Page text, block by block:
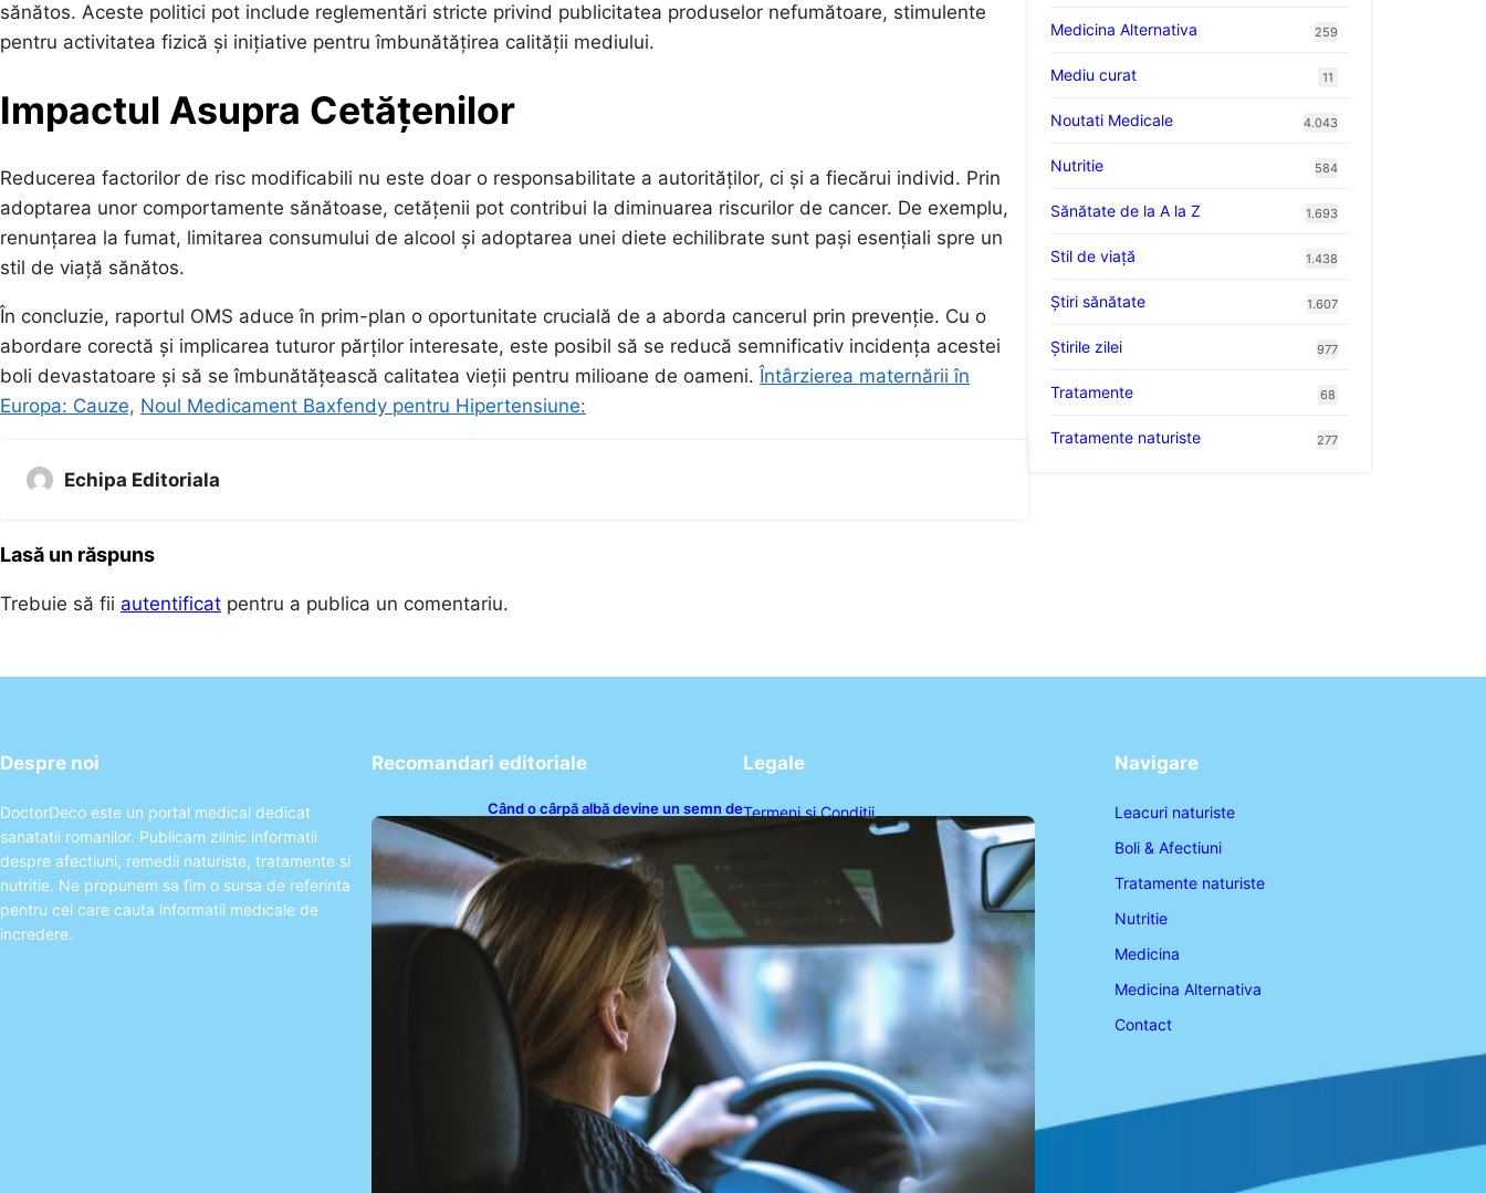
sănătos. Aceste politici pot include reglementări stricte privind publicitatea produselor nefumătoare, stimulente
pentru activitatea fizică și inițiative pentru îmbunătățirea calității mediului.
Impactul Asupra Cetățenilor
Reducerea factorilor de risc modificabili nu este doar o responsabilitate a autorităților, ci și a fiecărui individ. Prin
adoptarea unor comportamente sănătoase, cetățenii pot contribui la diminuarea riscurilor de cancer. De exemplu,
renunțarea la fumat, limitarea consumului de alcool și adoptarea unei diete echilibrate sunt pași esențiali spre un
stil de viață sănătos.
În concluzie, raportul OMS aduce în prim-plan o oportunitate crucială de a aborda cancerul prin prevenție. Cu o
abordare corectă și implicarea tuturor părților interesate, este posibil să se reducă semnificativ incidența acestei
boli devastatoare și să se îmbunătățească calitatea vieții pentru milioane de oameni. Întârzierea maternării în
Europa: Cauze, Noul Medicament Baxfendy pentru Hipertensiune:
Echipa Editoriala
Lasă un răspuns
Trebuie să fii autentificat pentru a publica un comentariu.
Medicina Alternativa 259
Mediu curat 11
Noutati Medicale 4.043
Nutritie 584
Sănătate de la A la Z 1.693
Stil de viaţă 1.438
Ştiri sănătate 1.607
Știrile zilei 977
Tratamente 68
Tratamente naturiste 277
Despre noi
DoctorDeco este un portal medical dedicat
sanatatii romanilor. Publicam zilnic informatii
despre afectiuni, remedii naturiste, tratamente si
nutritie. Ne propunem sa fim o sursa de referinta
pentru cei care cauta informatii medicale de
incredere.
Recomandari editoriale
Când o cârpă albă devine un semn de
acestui gest în trafic
Legale
Termeni și Condiții
Politica de Confidențialitate
Politica de Cookies
Contact
Navigare
Leacuri naturiste
Boli & Afectiuni
Tratamente naturiste
Nutritie
Medicina
Medicina Alternativa
Contact